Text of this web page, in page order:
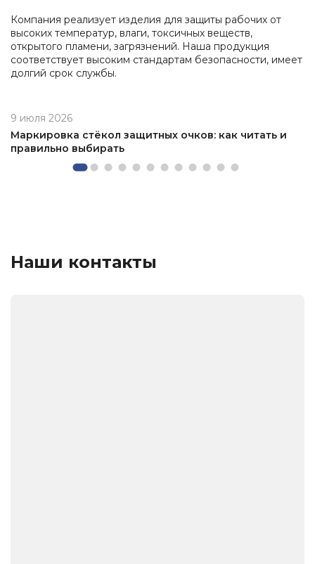
Компания реализует изделия для защиты рабочих от
высоких температур, влаги, токсичных веществ,
открытого пламени, загрязнений. Наша продукция
соответствует высоким стандартам безопасности, имеет
долгий срок службы.
9 июля 2026
Маркировка стёкол защитных очков: как читать и
правильно выбирать
Наши контакты